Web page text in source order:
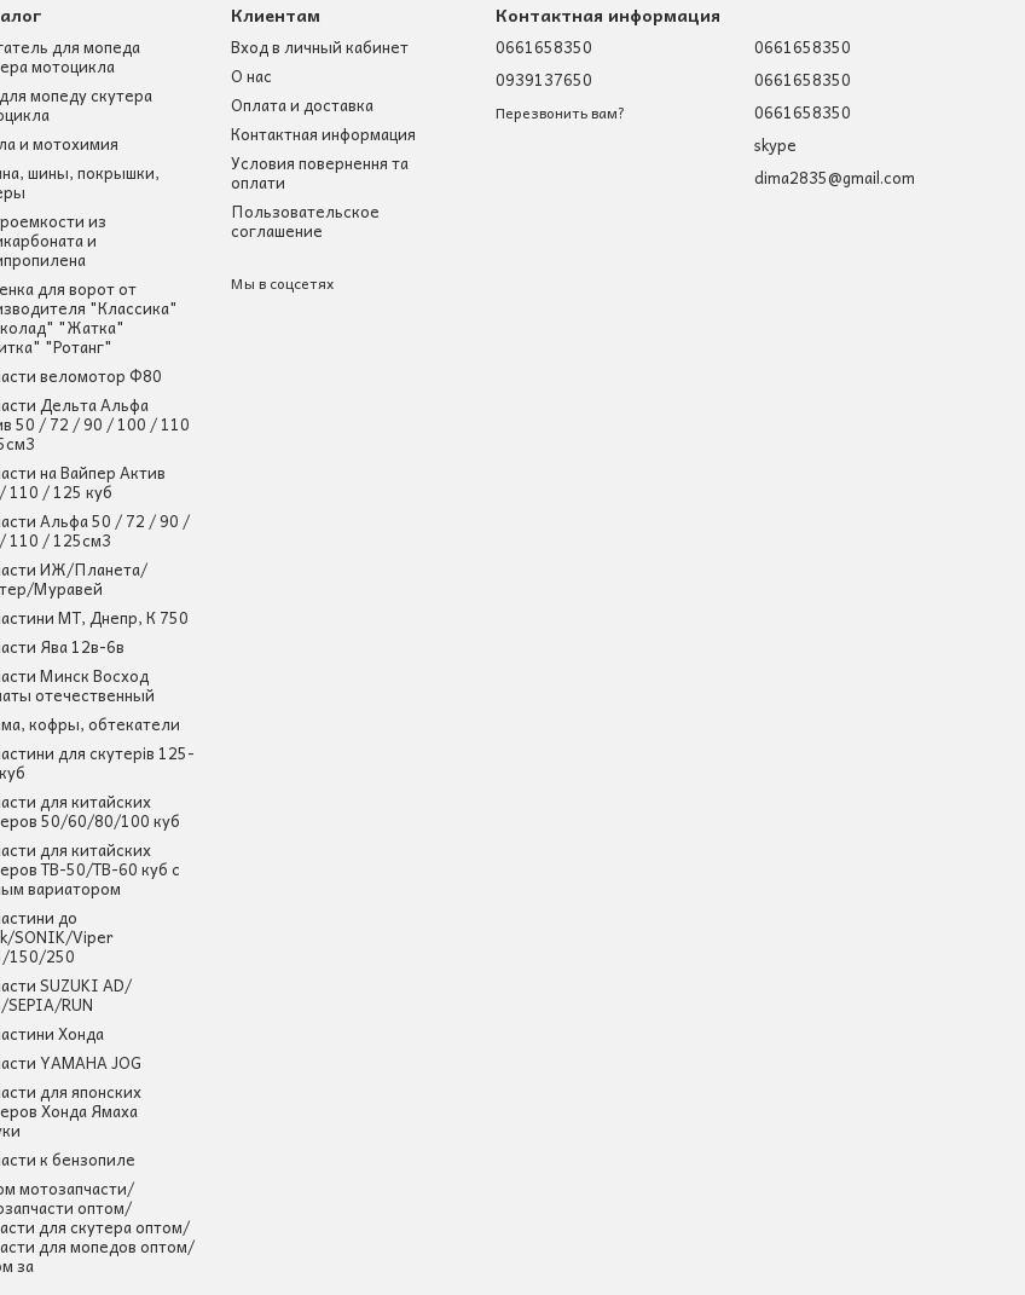
для мопеда
мотоцикла
мопеду скутера
и мотохимия
шины, покрышки,
из
и
для ворот от
"Классика"
"Жатка"
"Ротанг"
веломотор Ф80
Дельта Альфа
50 / 72 / 90 / 100 / 110
на Вайпер Актив
110 / 125 куб
Альфа 50 / 72 / 90 /
110 / 125см3
ИЖ/Планета/
Муравей
МТ, Днепр, К 750
Ява 12в-6в
Минск Восход
отечественный
кофры, обтекатели
для скутерів 125-
для китайских
50/60/80/100 куб
для китайских
ТВ-50/ТВ-60 куб с
вариатором
до
SONIK/Viper
150/250
SUZUKI AD/
SEPIA/RUN
Хонда
YAMAHA JOG
для японских
Хонда Ямаха
к бензопиле
мотозапчасти/
оптом/
для скутера оптом/
для мопедов оптом/
за
Клиентам
Вход в личный кабинет
О нас
Оплата и доставка
Контактная информация
Условия повернення та
оплати
Пользовательское
соглашение
Мы в соцсетях
Контактная информация
0661658350
0939137650
Перезвонить вам?
0661658350
0661658350
0661658350
skype
dima2835@gmail.com